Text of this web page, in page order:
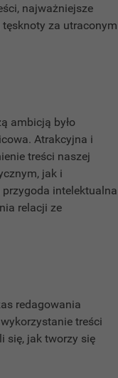
najważniejsze
za utraconym
ambicją było
Atrakcyjna i
treści naszej
jak i
intelektualna
relacji ze
redagowania
treści
się, jak tworzy się